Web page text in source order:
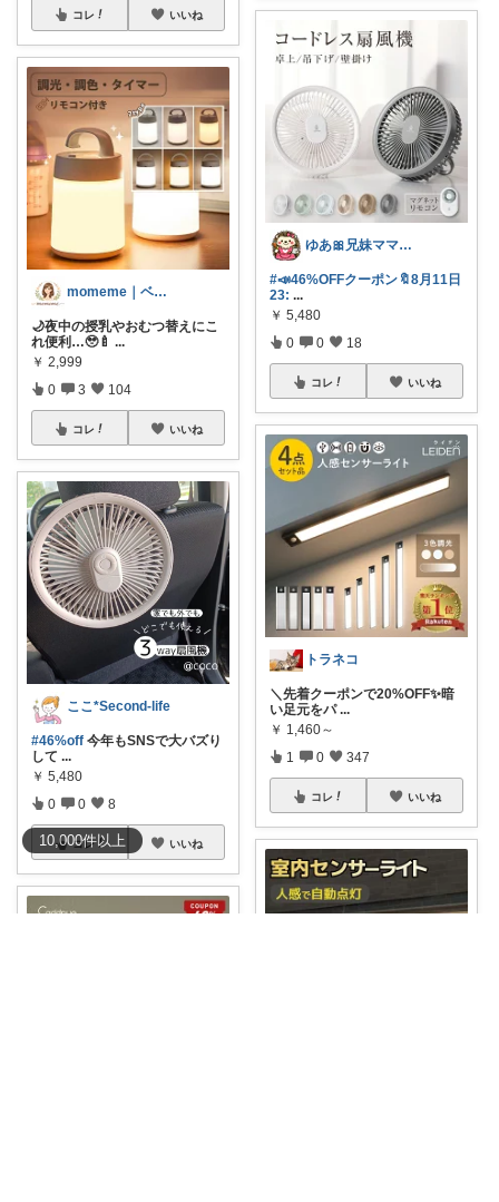
10,000件以上
コレ いいね
momeme｜ベビー&キッズ専門店
🌙夜中の授乳やおむつ替えにこ
れ便利…🥹🍼 ...
￥ 2,999
0 3 104
コレ いいね
ここ*Second-life
#46%off 今年もSNSで大バズり
して ...
￥ 5,480
0 0 8
コレ いいね
ゆあ🎀兄妹ママの育児と暮らし
#📣46%OFFクーポン🔖8月11日
23: ...
￥ 5,480
0 0 18
コレ いいね
トラネコ
＼先着クーポンで20%OFF✨暗
い足元をパ ...
￥ 1,460～
1 0 347
コレ いいね